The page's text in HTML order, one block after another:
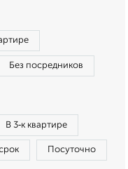
Без посредников
В 3‑к квартире
Посуточно